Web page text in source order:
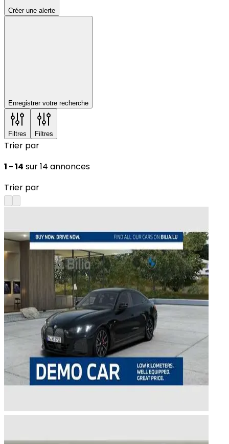
Créer une alerte
Enregistrer votre recherche
Filtres Filtres
Trier par
1 - 14 sur 14 annonces
Trier par